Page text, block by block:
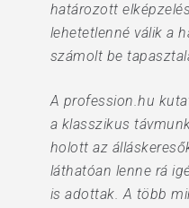
határozott
lehetetlenné válik a
számolt be
A profession.hu
a klasszikus
holott az
láthatóan lenne rá
is adottak. A több